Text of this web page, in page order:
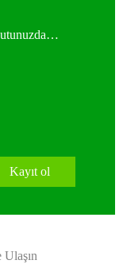
Kayıt ol
Ulaşın